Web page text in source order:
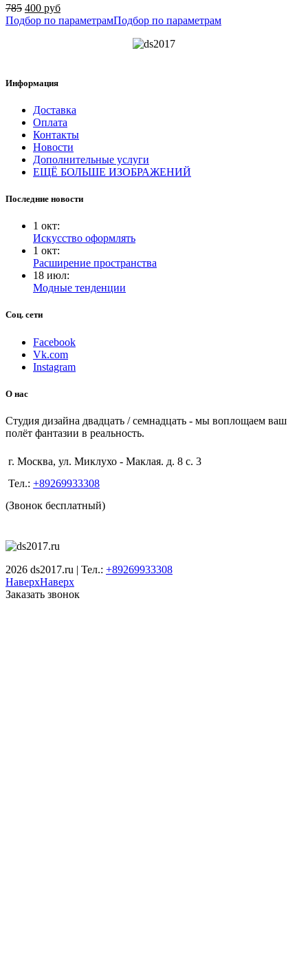
785 400 руб
Подбор по параметрамПодбор по параметрам
Информация
Доставка
Оплата
Контакты
Новости
Дополнительные услуги
ЕЩЁ БОЛЬШЕ ИЗОБРАЖЕНИЙ
Последние новости
1 окт:
Искусство оформлять
1 окт:
Расширение пространства
18 июл:
Модные тенденции
Соц. сети
Facebook
Vk.com
Instagram
О нас
Студия дизайна двадцать / семнадцать - мы воплощаем ваш
полёт фантазии в реальность.
г. Москва, ул. Миклухо - Маклая. д. 8 с. 3
Тел.: +89269933308
(Звонок бесплатный)
2026 ds2017.ru | Тел.: +89269933308
НаверхНаверх
Заказать звонок